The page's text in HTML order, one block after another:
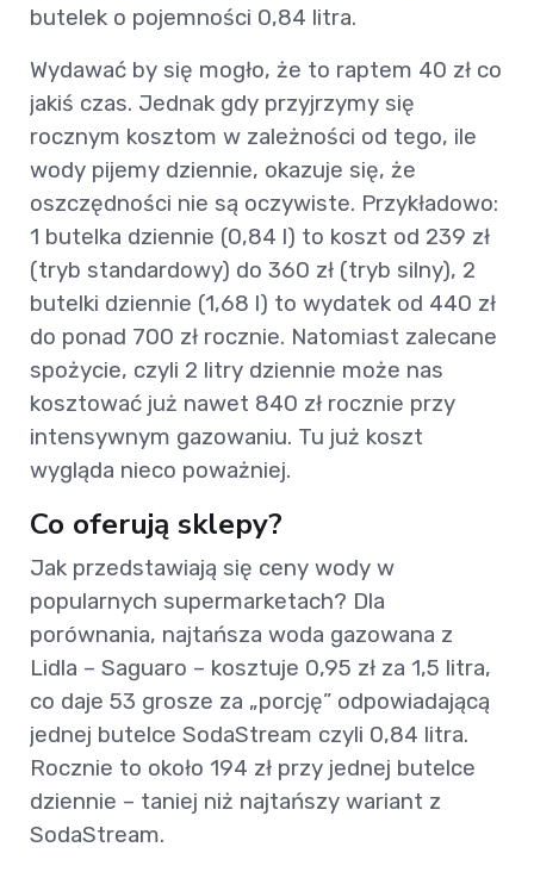
butelek o pojemności 0,84 litra.
Wydawać by się mogło, że to raptem 40 zł co
jakiś czas. Jednak gdy przyjrzymy się
rocznym kosztom w zależności od tego, ile
wody pijemy dziennie, okazuje się, że
oszczędności nie są oczywiste. Przykładowo:
1 butelka dziennie (0,84 l) to koszt od 239 zł
(tryb standardowy) do 360 zł (tryb silny), 2
butelki dziennie (1,68 l) to wydatek od 440 zł
do ponad 700 zł rocznie. Natomiast zalecane
spożycie, czyli 2 litry dziennie może nas
kosztować już nawet 840 zł rocznie przy
intensywnym gazowaniu. Tu już koszt
wygląda nieco poważniej.
Co oferują sklepy?
Jak przedstawiają się ceny wody w
popularnych supermarketach? Dla
porównania, najtańsza woda gazowana z
Lidla – Saguaro – kosztuje 0,95 zł za 1,5 litra,
co daje 53 grosze za „porcję” odpowiadającą
jednej butelce SodaStream czyli 0,84 litra.
Rocznie to około 194 zł przy jednej butelce
dziennie – taniej niż najtańszy wariant z
SodaStream.